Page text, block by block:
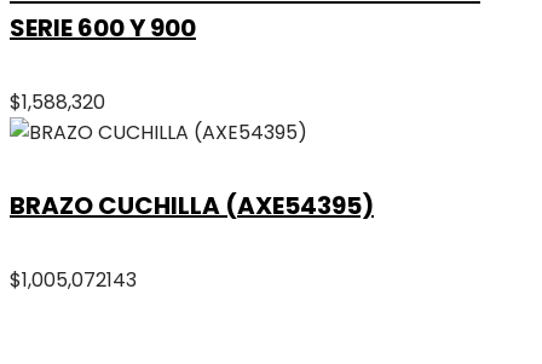
SERIE 600 Y 900
$1,588,320
BRAZO CUCHILLA (AXE54395)
$1,005,072143